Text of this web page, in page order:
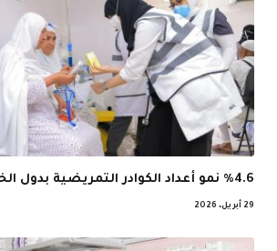
%4.6 نمو أعداد الكوادر التمريضية بدول الخليج خلال عقد
29 أبريل، 2026